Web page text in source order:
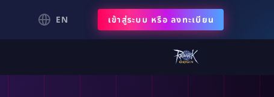
EN เข้าสู่ระบบ หรือ ลงทะเบียน